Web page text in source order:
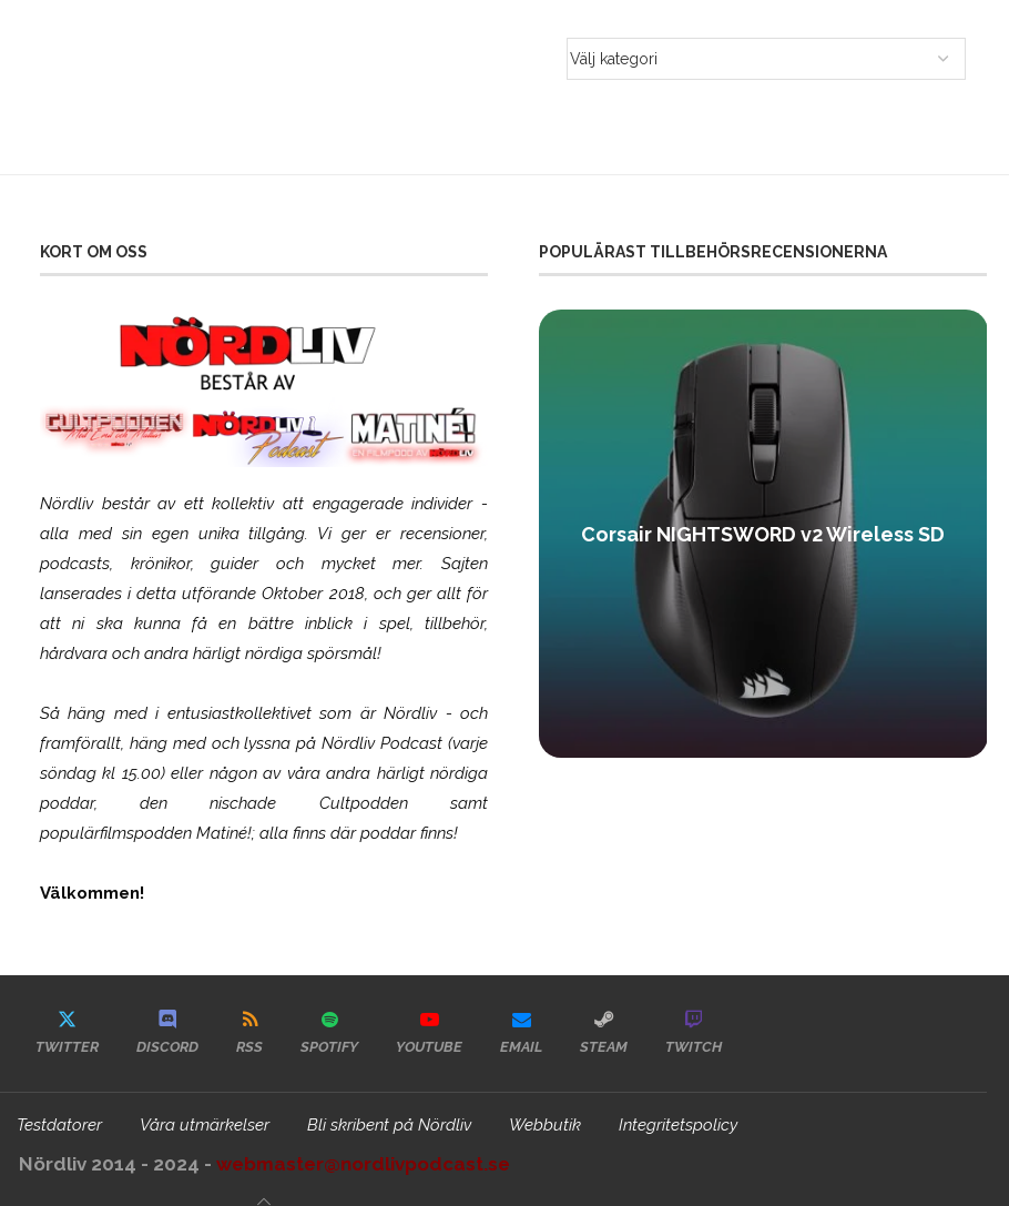
KORT OM OSS
Nördliv består av ett kollektiv att engagerade individer -
alla med sin egen unika tillgång. Vi ger er recensioner,
podcasts, krönikor, guider och mycket mer. Sajten
lanserades i detta utförande Oktober 2018, och ger allt för
att ni ska kunna få en bättre inblick i spel, tillbehör,
hårdvara och andra härligt nördiga spörsmål!
Så häng med i entusiastkollektivet som ärNördliv- och
framförallt, häng med och lyssna på Nördliv Podcast (varje
söndag kl 15.00) eller någon av våra andra härligt nördiga
poddar, den nischade Cultpodden samt
populärfilmspodden Matiné!; alla finns där poddar finns!
Välkommen!
POPULÄRAST TILLBEHÖRSRECENSIONERNA
SCUF Gaming Omega Corsair NIGHTSWORD v2 Wireless SD
TWITTER DISCORD RSS SPOTIFY YOUTUBE EMAIL STEAM TWITCH
Testdatorer Våra utmärkelser Bli skribent på Nördliv Webbutik Integritetspolicy
Nördliv 2014 - 2024 - webmaster@nordlivpodcast.se